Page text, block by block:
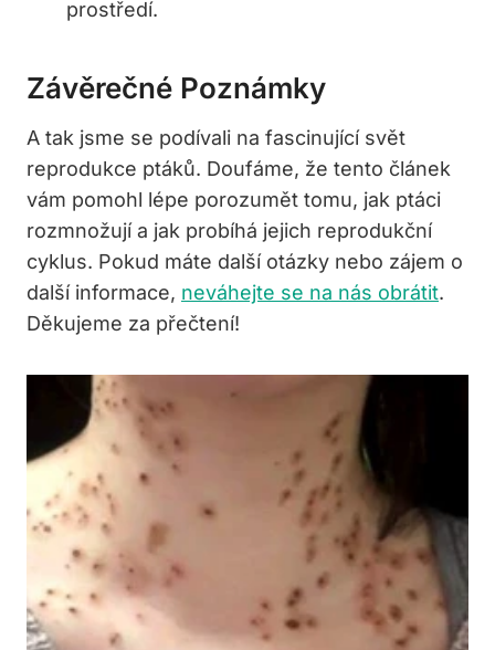
prostředí.
Závěrečné Poznámky
A tak jsme se podívali na fascinující svět
reprodukce ptáků. Doufáme, že tento článek
vám pomohl lépe porozumět tomu, jak ptáci
rozmnožují a jak probíhá jejich reprodukční
cyklus. Pokud máte další otázky nebo zájem o
další informace, neváhejte se na nás obrátit.
Děkujeme za přečtení!